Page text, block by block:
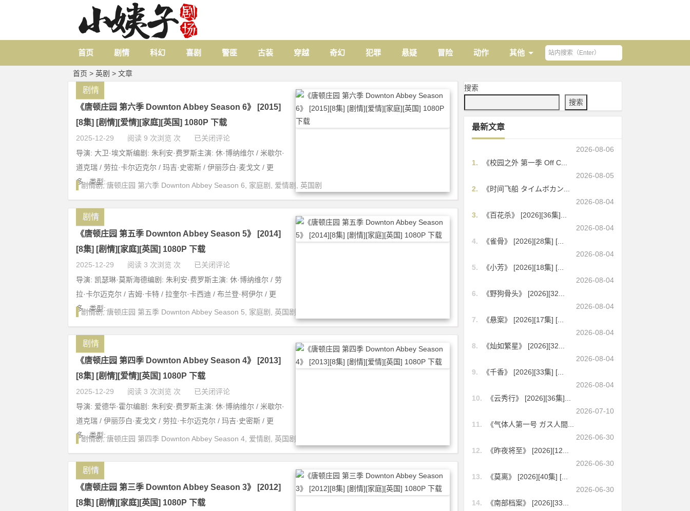
首页 剧情 科幻 喜剧 警匪 古装 穿越 奇幻 犯罪 悬疑 冒险 动作 其他
首页 > 英剧 > 文章
《唐顿庄园 第六季 Downton Abbey Season 6》 [2015]
[8集] [剧情][爱情][家庭][英国] 1080P 下载
2025-12-29 阅读 9 次浏览 次 已关闭评论
剧情
导演: 大卫·埃文斯编剧: 朱利安·费罗斯主演: 休·博纳维尔 / 米歇尔·
道克瑞 / 劳拉·卡尔迈克尔 / 玛吉·史密斯 / 伊丽莎白·麦戈文 / 更
多...类型:...
剧情剧,唐顿庄园 第六季 Downton Abbey Season 6 家庭剧 爱情剧 英国剧
《唐顿庄园 第五季 Downton Abbey Season 5》 [2014]
[8集] [剧情][家庭][英国] 1080P 下载
2025-12-29 阅读 3 次浏览 次 已关闭评论
剧情
导演: 凯瑟琳·莫斯海德编剧: 朱利安·费罗斯主演: 休·博纳维尔 / 劳
拉·卡尔迈克尔 / 吉姆·卡特 / 拉奎尔·卡西迪 / 布兰登·柯伊尔 / 更
多...类型:...
剧情剧,唐顿庄园 第五季 Downton Abbey Season 5 家庭剧 英国剧
《唐顿庄园 第四季 Downton Abbey Season 4》 [2013]
[8集] [剧情][爱情][英国] 1080P 下载
2025-12-29 阅读 3 次浏览 次 已关闭评论
剧情
导演: 爱德华·霍尔编剧: 朱利安·费罗斯主演: 休·博纳维尔 / 米歇尔·
道克瑞 / 伊丽莎白·麦戈文 / 劳拉·卡尔迈克尔 / 玛吉·史密斯 / 更
多...类型:...
剧情剧,唐顿庄园 第四季 Downton Abbey Season 4 爱情剧 英国剧
《唐顿庄园 第三季 Downton Abbey Season 3》 [2012]
[8集] [剧情][家庭][英国] 1080P 下载
剧情
搜索
搜索
最新文章
2026-08-06
1.
《校园之外 第一季 Off C...
2026-08-05
2.
《时间飞船 タイムボカン...
2026-08-04
3.
《百花杀》 [2026][36集]...
2026-08-04
4.
《雀骨》 [2026][28集] [...
2026-08-04
5.
《小芳》 [2026][18集] [...
2026-08-04
6.
《野狗骨头》 [2026][32...
2026-08-04
7.
《悬案》 [2026][17集] [...
2026-08-04
8.
《灿如繁星》 [2026][32...
2026-08-04
9.
《千香》 [2026][33集] [...
2026-08-04
10.
《云秀行》 [2026][36集]...
2026-07-10
11.
《气体人第一号 ガス人間...
2026-06-30
12.
《昨夜将至》 [2026][12...
2026-06-30
13.
《莫离》 [2026][40集] [...
2026-06-30
14.
《南部档案》 [2026][33...